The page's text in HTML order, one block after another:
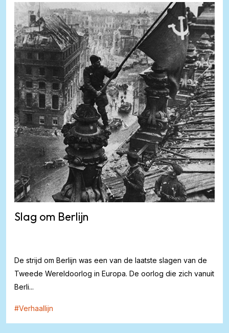
Slag om Berlijn
De strijd om Berlijn was een van de laatste slagen van de
Tweede Wereldoorlog in Europa. De oorlog die zich vanuit
Berli...
#Verhaallijn